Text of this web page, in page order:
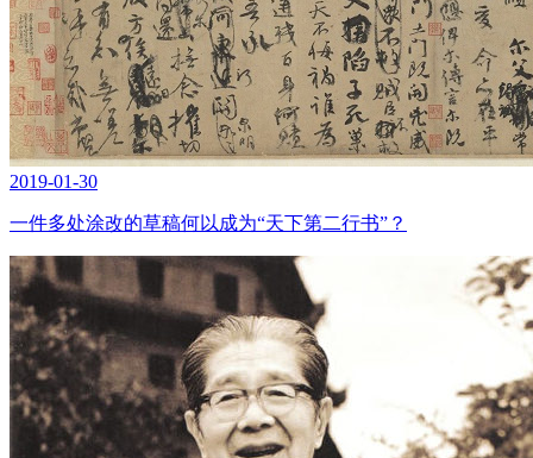
2019-01-30
一件多处涂改的草稿何以成为“天下第二行书”？